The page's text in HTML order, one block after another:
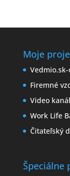
Moje
Firemné
Video
Work Life
Čitateľský
Špeciálne